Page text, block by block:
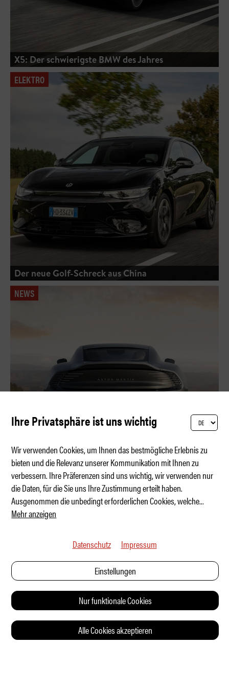
X5: Der schwierigste BMW des Jahres
ELEKTRO
Der neue Golf-Schreck aus China
NEWS
Best of Q – Aston Martin Vanquish 25
Ihre Privatsphäre ist uns wichtig
Wir verwenden Cookies, um Ihnen das bestmögliche Erlebnis zu
bieten und die Relevanz unserer Kommunikation mit Ihnen zu
verbessern. Ihre Präferenzen sind uns wichtig, wir verwenden nur
die Daten, für die Sie uns Ihre Zustimmung erteilt haben.
Ausgenommen die unbedingt erforderlichen Cookies, welche...
Mehr anzeigen
Datenschutz Impressum
Einstellungen
Nur funktionale Cookies
Alle Cookies akzeptieren